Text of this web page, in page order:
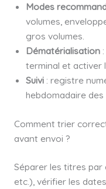
Modes
volumes,
gros volumes.
Dématérialisation:
terminal et activer
Suivi: registre
hebdomadaire
Comment trier
avant envoi ?
Séparer les titres par
etc.), vérifier les